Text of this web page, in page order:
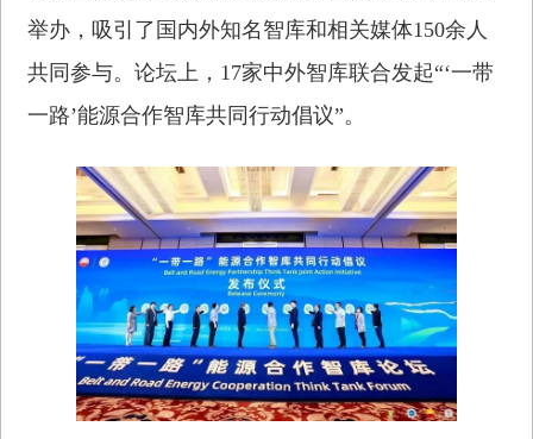
举办，吸引了国内外知名智库和相关媒体150余人
共同参与。论坛上，17家中外智库联合发起“‘一带
一路’能源合作智库共同行动倡议”。